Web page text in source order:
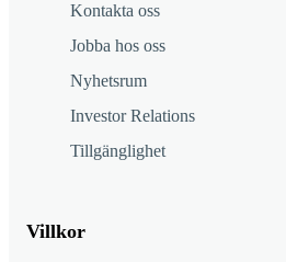
Kontakta oss
Jobba hos oss
Nyhetsrum
Investor Relations
Tillgänglighet
Villkor